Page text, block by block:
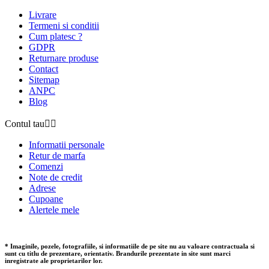
Livrare
Termeni si conditii
Cum platesc ?
GDPR
Returnare produse
Contact
Sitemap
ANPC
Blog
Contul tau 
Informatii personale
Retur de marfa
Comenzi
Note de credit
Adrese
Cupoane
Alertele mele
* Imaginile, pozele, fotografiile, si informatiile de pe site nu au valoare contractuala si
sunt cu titlu de prezentare, orientativ. Brandurile prezentate in site sunt marci
inregistrate ale proprietarilor lor.